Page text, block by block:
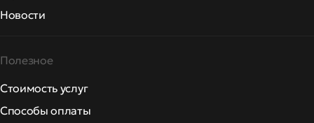
Новости
Полезное
Стоимость услуг
Способы оплаты